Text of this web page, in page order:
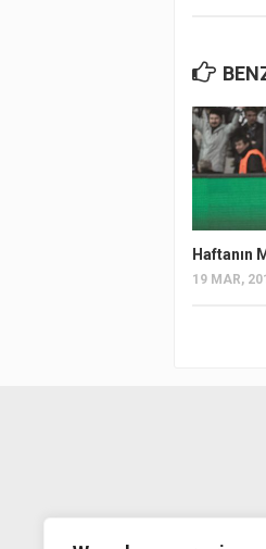
Haftanın
19 MAR,